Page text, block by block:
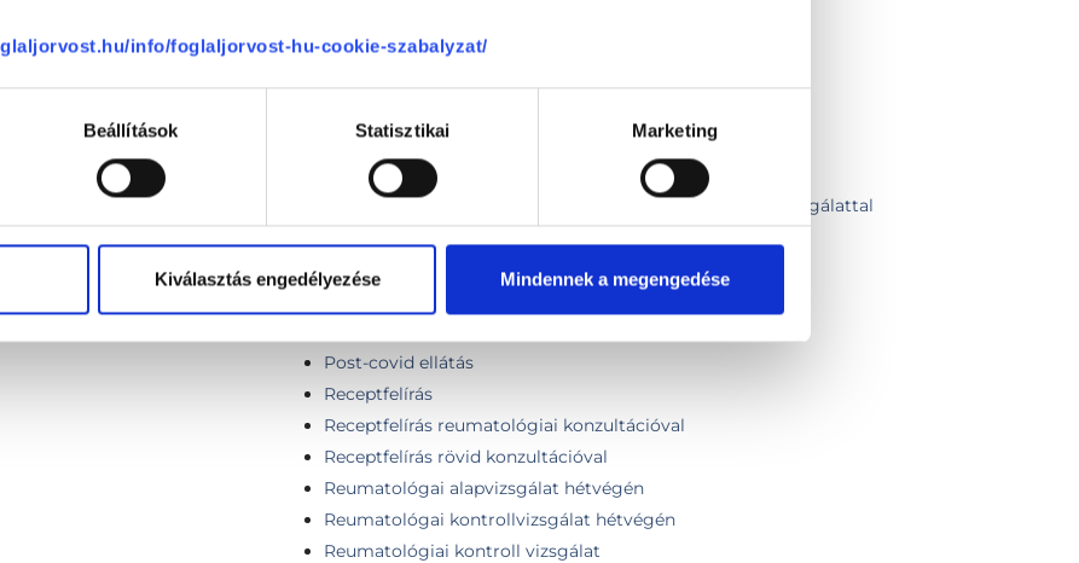
info/foglaljorvost-hu-cookie-szabalyzat/
Beállítások Statisztikai Marketing
Kiválasztás engedélyezése Mindennek a megengedése
a szakvizsgálaton felül
Másodlagos orvosi szakvélemény
Mozgásszervek regionális vizsgálata
Mozgásszervi tanácsadás gyermekeknek
Nagyízületi injekció beadás reumatológiai szakorvosi vizsgálattal
Orvosi kollagén terápia
Post-covid ellátás
Receptfelírás
Receptfelírás reumatológiai konzultációval
Receptfelírás rövid konzultációval
Reumatológai alapvizsgálat hétvégén
Reumatológai kontrollvizsgálat hétvégén
Reumatológiai kontroll vizsgálat